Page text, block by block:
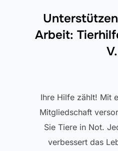
Arbeit:
V.
Ihre Hilfe zählt! Mit
Mitgliedschaft
Sie Tiere in Not.
verbessert das